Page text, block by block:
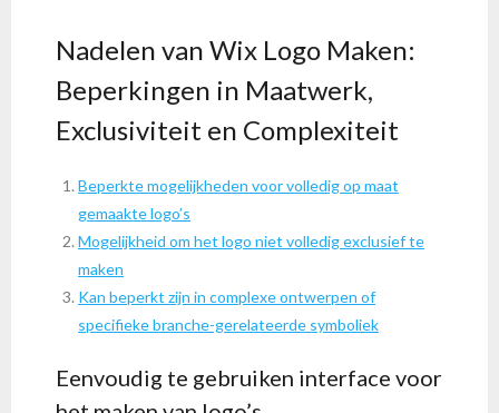
Nadelen van Wix Logo Maken:
Beperkingen in Maatwerk,
Exclusiviteit en Complexiteit
Beperkte mogelijkheden voor volledig op maat
gemaakte logo’s
Mogelijkheid om het logo niet volledig exclusief te
maken
Kan beperkt zijn in complexe ontwerpen of
specifieke branche-gerelateerde symboliek
Eenvoudig te gebruiken interface voor